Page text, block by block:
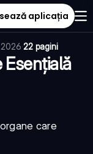
aplicația
2026·22 pagini
Esențială
care